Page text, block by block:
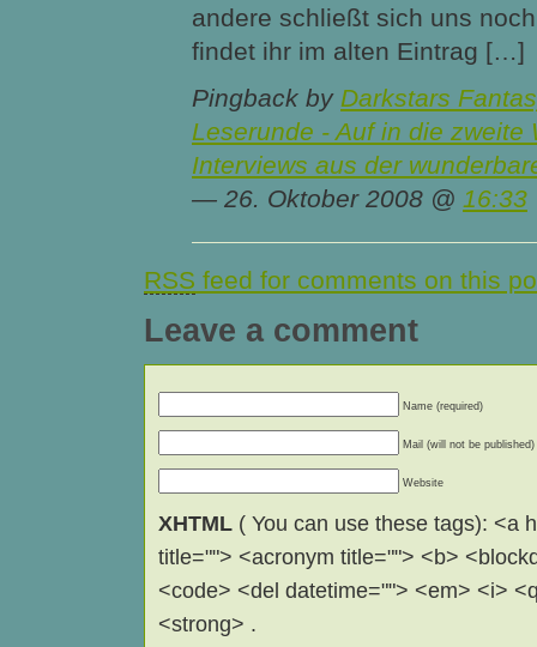
andere schließt sich uns
findet ihr im alten Eintrag […]
Pingback by Darkstars
Leserunde - Auf in die zweite
Interviews aus der
— 26. Oktober 2008 @ 16:33
RSS feed for comments on this
Leave a comment
Name (required)
Mail (will not be published)
Website
XHTML ( You can use these tags): <a
title=""> <acronym title=""> <b>
<code> <del datetime=""> <em> <i>
<strong> .